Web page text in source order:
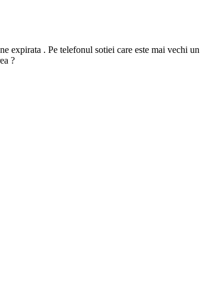
expirata . Pe telefonul sotiei care este mai vechi un
?